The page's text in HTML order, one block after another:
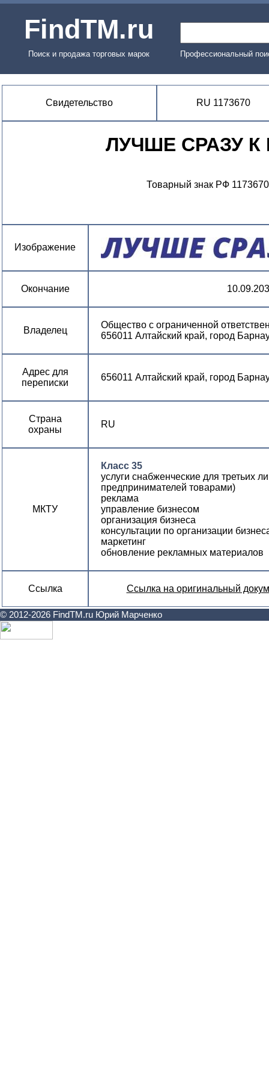
FindTM.ru
Поиск и продажа торговых марок Профессиональный
Свидетельство RU 1173670
ЛУЧШЕ СРАЗУ К
Товарный знак РФ 1173670
Изображение
Окончание
Владелец
Общество с ограниченной
656011 Алтайский край, город
Адрес для
переписки
656011 Алтайский край, город
Страна
охраны
RU
МКТУ
Класс 35
услуги снабженческие для третьих
предпринимателей товарами)
реклама
управление бизнесом
организация бизнеса
консультации по организации
маркетинг
обновление рекламных материалов
Ссылка Ссылка на оригинальный
© 2012-2026 FindTM.ru Юрий Марченко